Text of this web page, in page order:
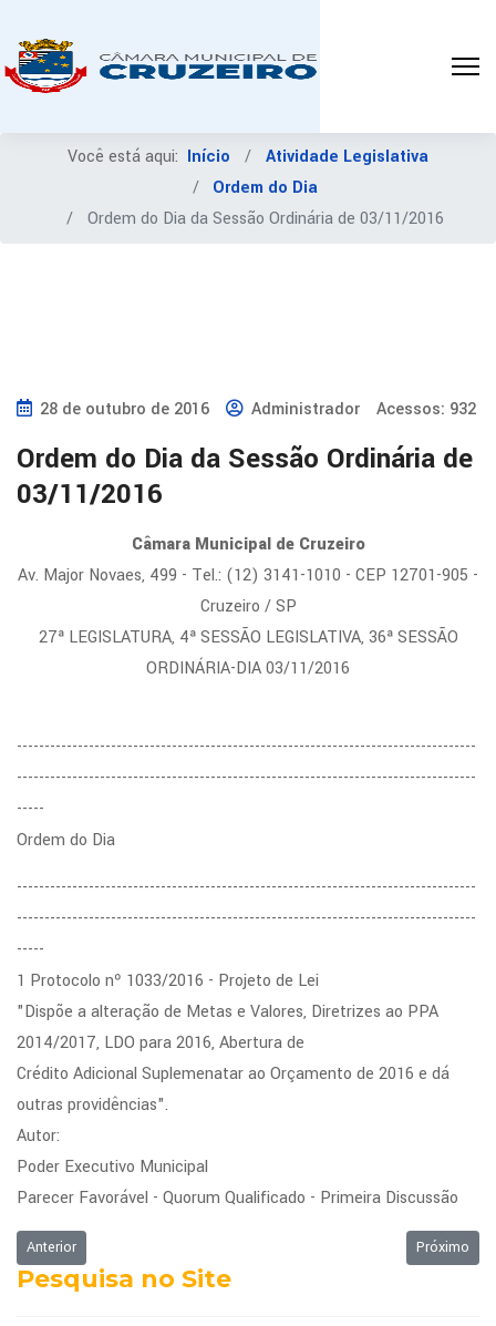
Você está aqui: Início
Atividade Legislativa
Ordem do Dia
Ordem do Dia da Sessão Ordinária de 03/11/2016
28 de outubro de 2016 Administrador Acessos: 932
Ordem do Dia da Sessão Ordinária de
03/11/2016
Câmara Municipal de Cruzeiro
Av. Major Novaes, 499 - Tel.: (12) 3141-1010 - CEP 12701-905 -
Cruzeiro / SP
27ª LEGISLATURA, 4ª SESSÃO LEGISLATIVA, 36ª SESSÃO
ORDINÁRIA-DIA 03/11/2016
-----------------------------------------------------------------------------------
-----------------------------------------------------------------------------------
-----
Ordem do Dia
-----------------------------------------------------------------------------------
-----------------------------------------------------------------------------------
-----
1 Protocolo nº 1033/2016 - Projeto de Lei
"Dispõe a alteração de Metas e Valores, Diretrizes ao PPA
2014/2017, LDO para 2016, Abertura de
Crédito Adicional Suplemenatar ao Orçamento de 2016 e dá
outras providências".
Autor:
Poder Executivo Municipal
Parecer Favorável - Quorum Qualificado - Primeira Discussão
Artigo anterior: Ordem do Dia da Sessão Ordinária de 07/11/2016
Anterior Próximo
Próximo
Pesquisa no Site